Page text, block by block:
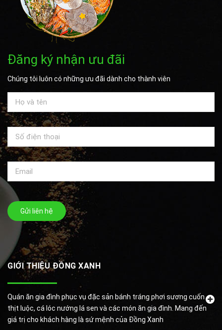
Đăng ký nhận ưu đãi
Chúng tôi luôn có những ưu đãi dành cho thành viên
Gửi liên hệ
GIỚI THIỆU ĐỒNG XANH
Quán ăn gia đình phục vụ đặc sản bánh tráng phơi sương cuốn
thịt luộc, cá lóc nướng lá sen và các món ăn gia đình. Mang đến
giá trị cho khách hàng là sứ mệnh của Đồng Xanh